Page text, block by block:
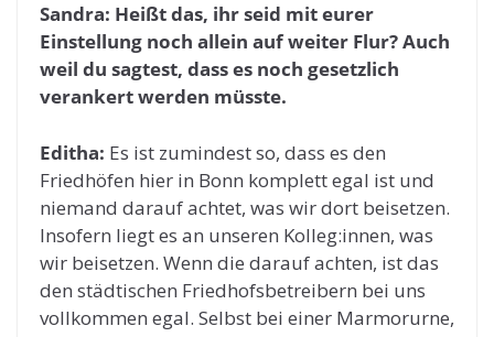
Sandra: Heißt das, ihr seid mit eurer
Einstellung noch allein auf weiter Flur? Auch
weil du sagtest, dass es noch gesetzlich
verankert werden müsste.
Editha: Es ist zumindest so, dass es den
Friedhöfen hier in Bonn komplett egal ist und
niemand darauf achtet, was wir dort beisetzen.
Insofern liegt es an unseren Kolleg:innen, was
wir beisetzen. Wenn die darauf achten, ist das
den städtischen Friedhofsbetreibern bei uns
vollkommen egal. Selbst bei einer Marmorurne,